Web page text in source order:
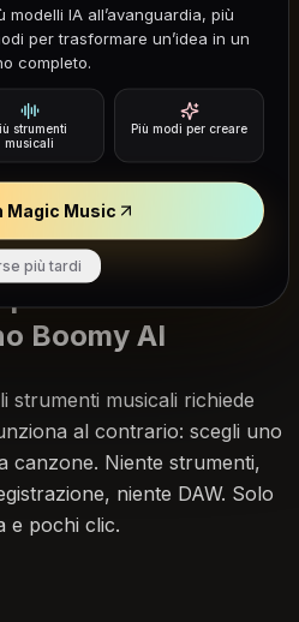
AI
o un genere, poi
sulla versione che si
tuo pubblico.
Boomy AI
strumenti musicali richiede
al contrario: scegli uno
canzone. Niente strumenti,
niente DAW. Solo
e pochi clic.
IA all’avanguardia, più
per trasformare un’idea in un
completo.
strumenti
musicali
Più modi per creare
Magic Music
più tardi